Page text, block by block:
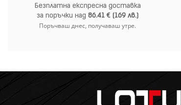
Безплатна експресна доставка
за поръчки над86.41 € (169 лв.)
Поръчваш днес, получаваш утре.